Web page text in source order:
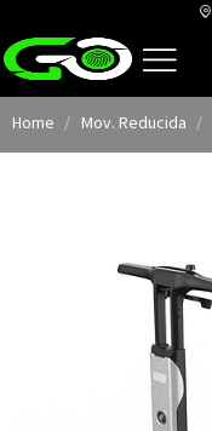
Home Mov. Reducida